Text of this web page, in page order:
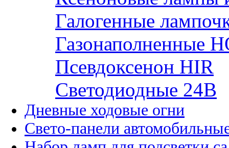
Галогенные
Газонаполненные
Псевдоксенон HIR
Cветодиодные 24B
Дневные ходовые огни
Свето-панели